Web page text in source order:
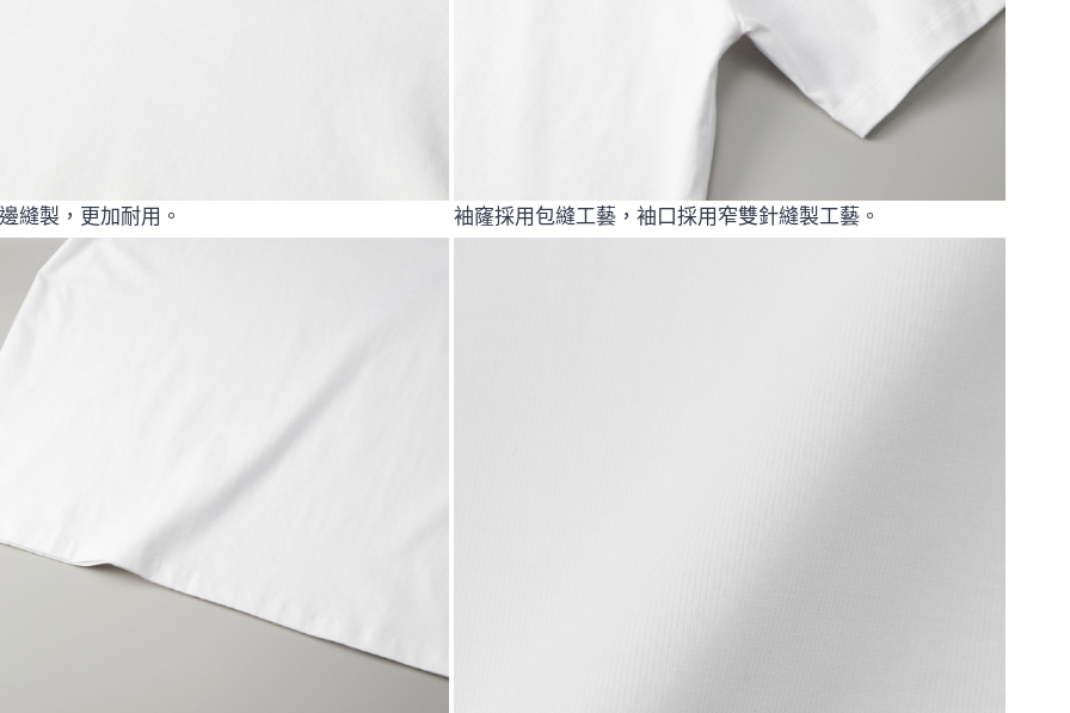
縫製，更加耐用。 袖窿採用包縫工藝，袖口採用窄雙針縫製工藝。